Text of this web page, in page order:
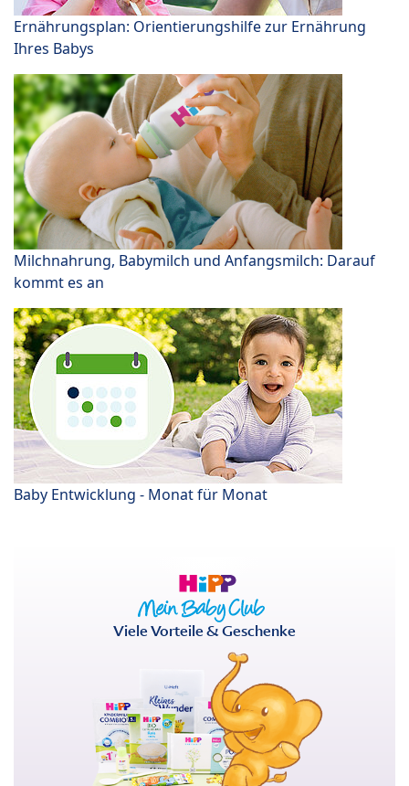
Ernährungsplan: Orientierungshilfe zur Ernährung
Ihres Babys
Milchnahrung, Babymilch und Anfangsmilch: Darauf
kommt es an
Baby Entwicklung - Monat für Monat
Viele Vorteile & Geschenke